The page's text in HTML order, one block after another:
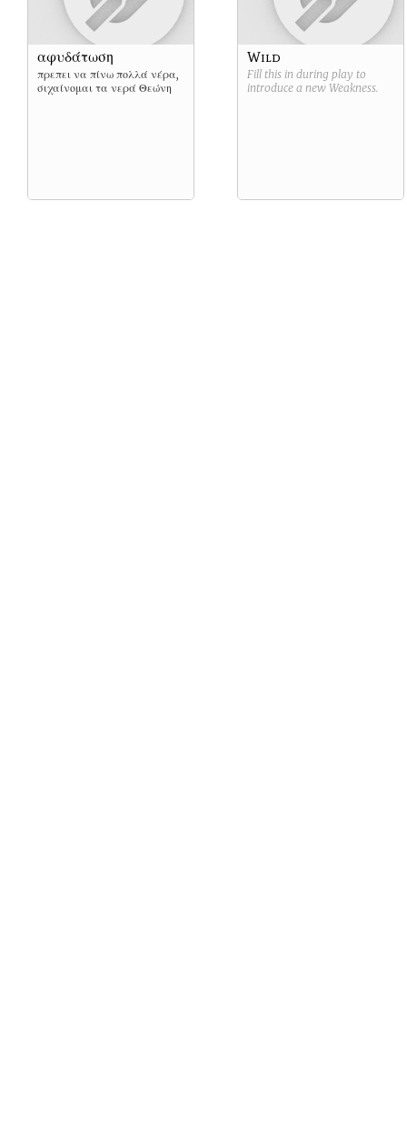
αφυδάτωση
πρεπει να πίνω πολλά νέρα,
σιχαίνομαι τα νερά Θεώνη
Wild
Fill this in during play to
introduce a new Weakness.